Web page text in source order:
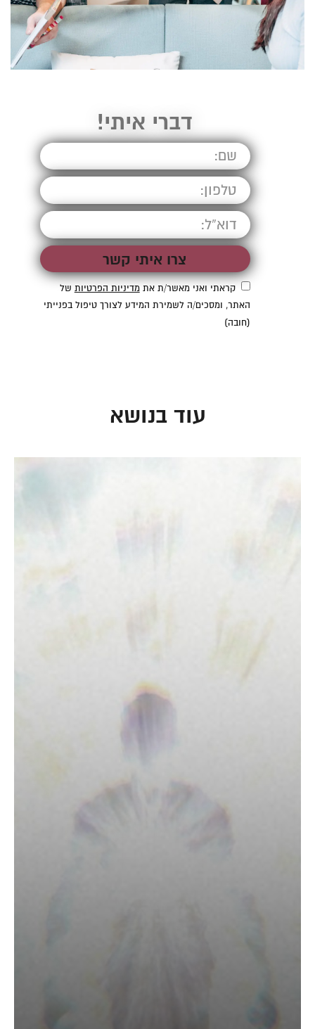
דברי איתי!
קראתי ואני מאשר/ת אתמדיניות הפרטיות של
האתר, ומסכים/ה לשמירת המידע לצורך טיפול בפנייתי
(חובה)
עוד בנושא